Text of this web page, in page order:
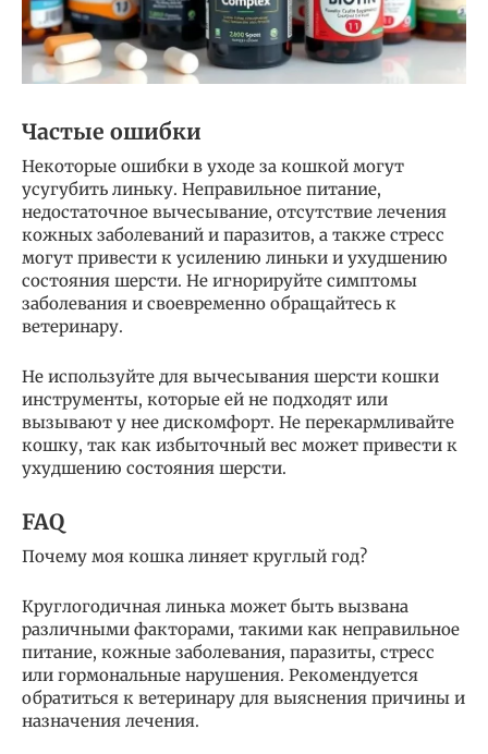
Частые ошибки
Некоторые ошибки в уходе за кошкой могут
усугубить линьку. Неправильное питание,
недостаточное вычесывание, отсутствие лечения
кожных заболеваний и паразитов, а также стресс
могут привести к усилению линьки и ухудшению
состояния шерсти. Не игнорируйте симптомы
заболевания и своевременно обращайтесь к
ветеринару.
Не используйте для вычесывания шерсти кошки
инструменты, которые ей не подходят или
вызывают у нее дискомфорт. Не перекармливайте
кошку, так как избыточный вес может привести к
ухудшению состояния шерсти.
FAQ
Почему моя кошка линяет круглый год?
Круглогодичная линька может быть вызвана
различными факторами, такими как неправильное
питание, кожные заболевания, паразиты, стресс
или гормональные нарушения. Рекомендуется
обратиться к ветеринару для выяснения причины и
назначения лечения.